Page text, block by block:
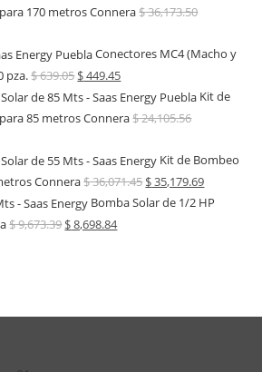
170 metros Connera$36,173.50
Conectores MC4 (Macho y
pza.$639.05$449.45
Kit de
85 metros Connera$24,105.56
Kit de Bombeo
Connera$36,071.45$35,179.69
Bomba Solar de 1/2 HP
$9,673.39$8,698.84